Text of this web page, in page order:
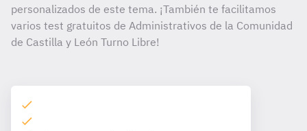
personalizados de este tema. ¡También te facilitamos
varios test gratuitos de Administrativos de la Comunidad
de Castilla y León Turno Libre!